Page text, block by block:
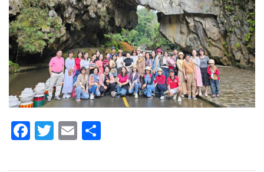
F
a
T
w
E
m